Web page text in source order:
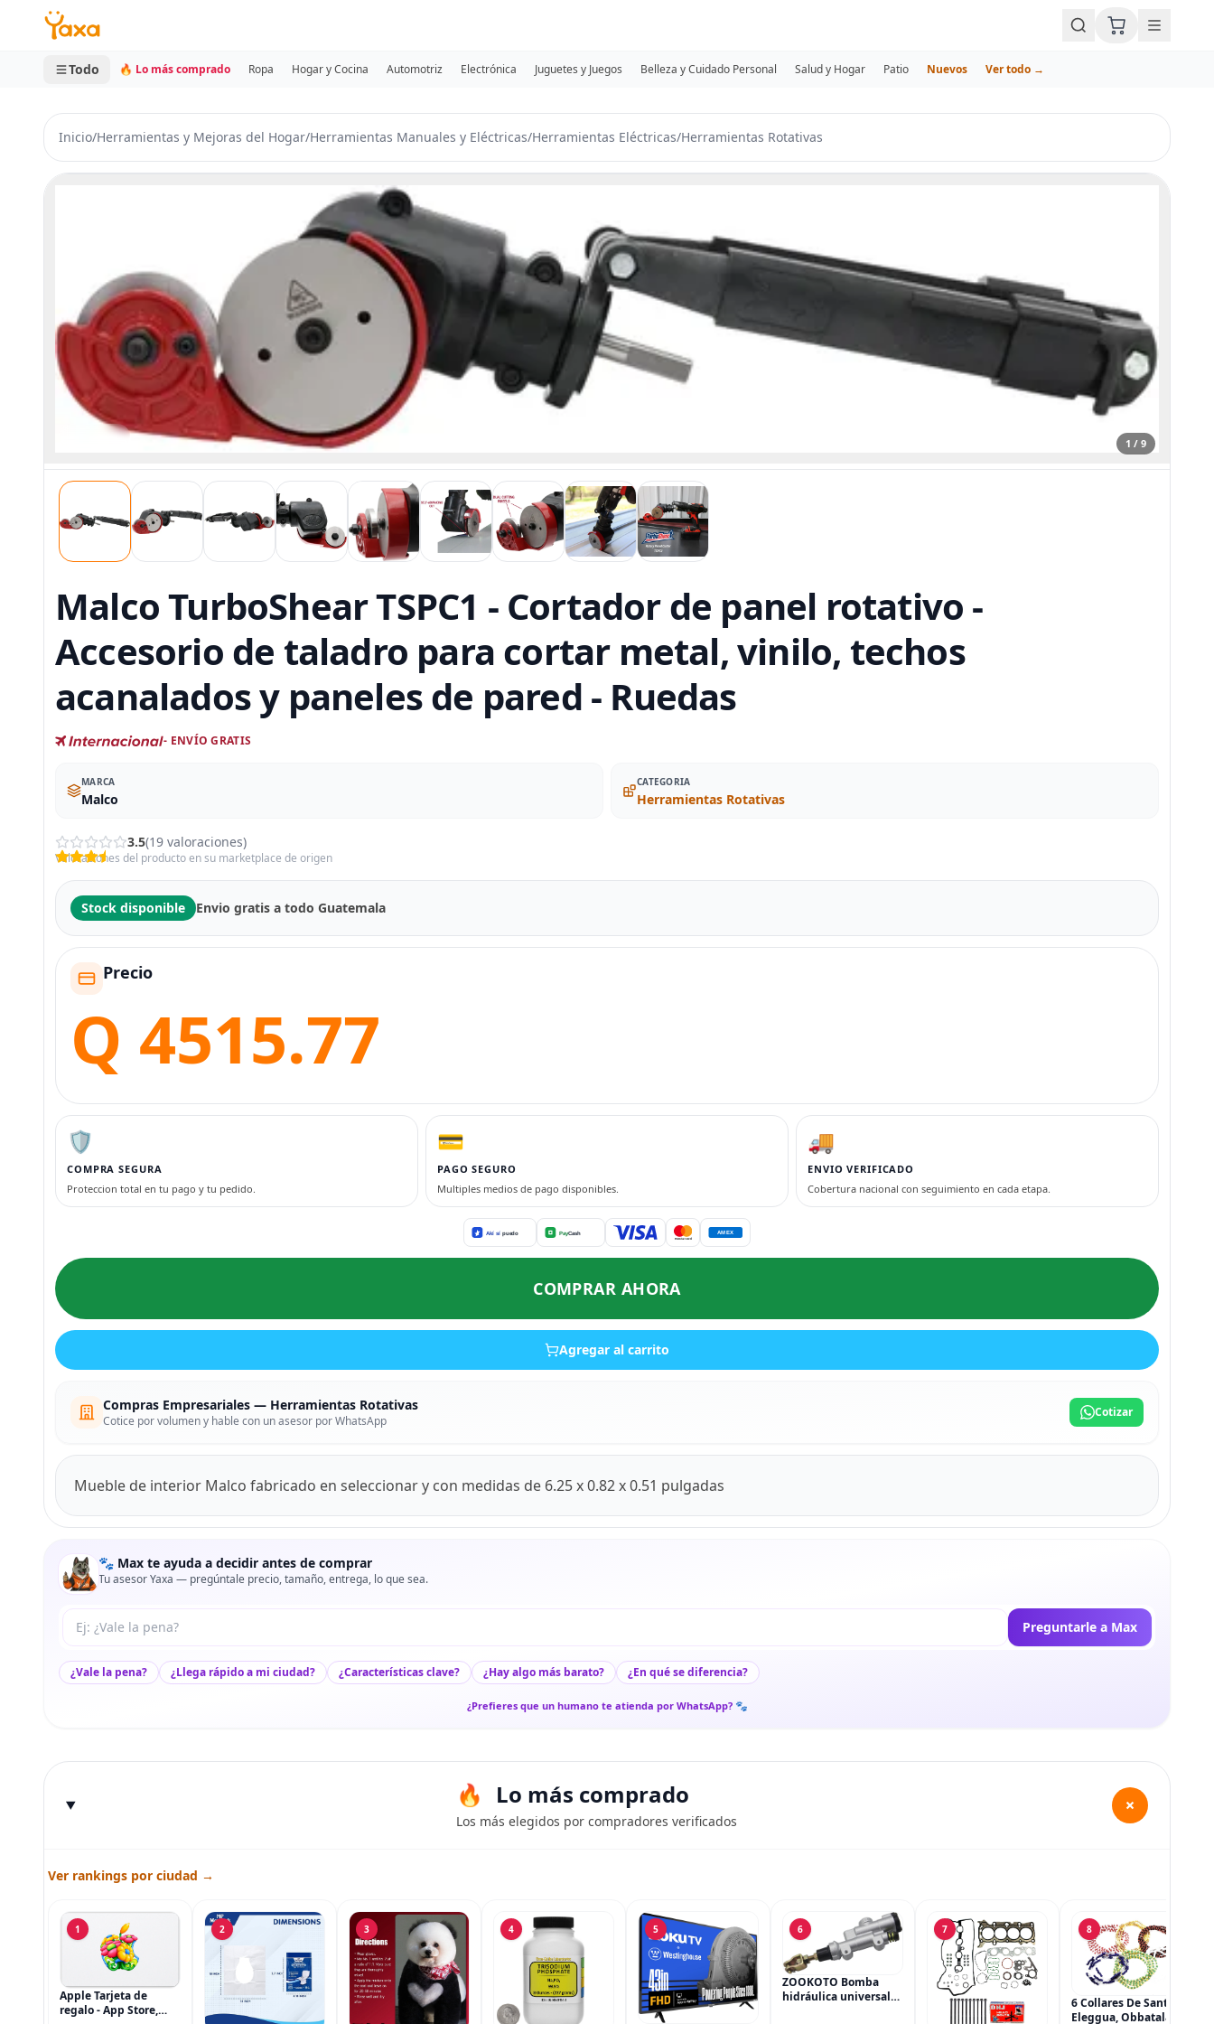
MINI CARRITO
0 productos
Todo 🔥 Lo más comprado Ropa Hogar y Cocina Automotriz Electrónica Juguetes y Juegos Belleza y Cuidado Personal Salud y Hogar Patio Nuevos Ver todo →
Inicio/Herramientas y Mejoras del Hogar/Herramientas Manuales y Eléctricas/Herramientas Eléctricas/Herramientas Rotativas
1 / 9
Malco TurboShear TSPC1 - Cortador de panel rotativo -
Accesorio de taladro para cortar metal, vinilo, techos
acanalados y paneles de pared - Ruedas
- ENVÍO GRATIS
MARCA
Malco
CATEGORIA
Herramientas Rotativas
3.5(19 valoraciones)
Valoraciones del producto en su marketplace de origen
Stock disponible Envio gratis a todo Guatemala
Precio
Q 4515.77
🛡️
COMPRA SEGURA
Proteccion total en tu pago y tu pedido.
💳
PAGO SEGURO
Multiples medios de pago disponibles.
🚚
ENVIO VERIFICADO
Cobertura nacional con seguimiento en cada etapa.
COMPRAR AHORA
Agregar al carrito
Compras Empresariales — Herramientas Rotativas
Cotice por volumen y hable con un asesor por WhatsApp
Cotizar
Mueble de interior Malco fabricado en seleccionar y con medidas de 6.25 x 0.82 x 0.51 pulgadas
🐾 Max te ayuda a decidir antes de comprar
Tu asesor Yaxa — pregúntale precio, tamaño, entrega, lo que sea.
Tu pregunta a Max Preguntarle a Max
¿Vale la pena? ¿Llega rápido a mi ciudad? ¿Características clave? ¿Hay algo más barato? ¿En qué se diferencia?
¿Prefieres que un humano te atienda por WhatsApp? 🐾
Lo más comprado
Los más elegidos por compradores verificados
+
Ver rankings por ciudad →
1
Apple Tarjeta de
regalo - App Store,
2 3 4 5 6
ZOOKOTO Bomba
hidráulica universal
7 8
6 Collares De Santeria,
Eleggua, Obbatala,